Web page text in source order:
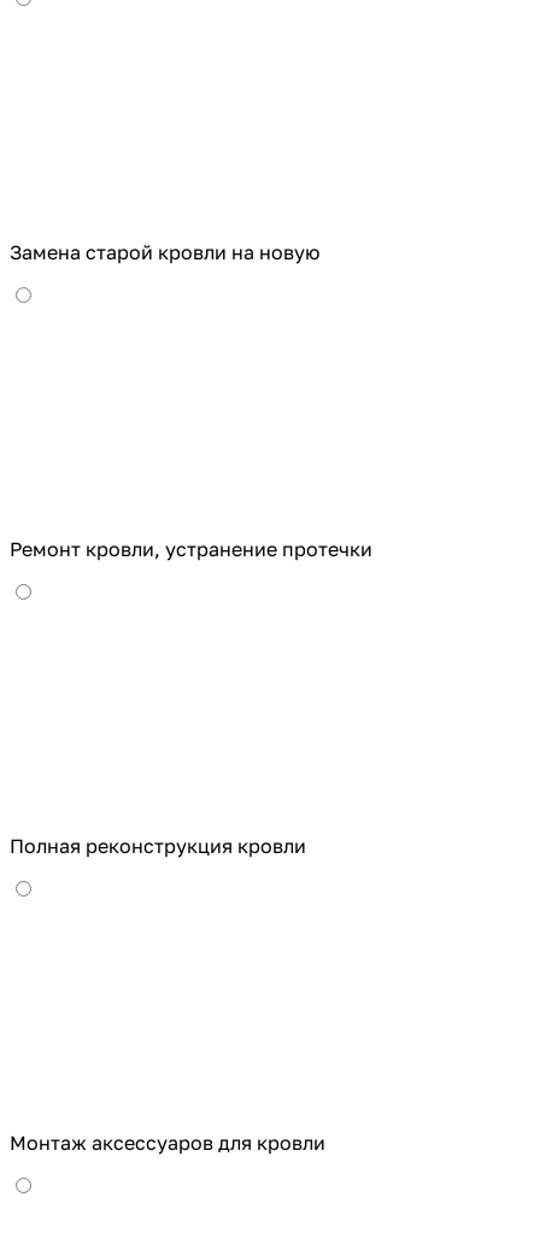
Замена старой кровли на новую
Ремонт кровли, устранение протечки
Полная реконструкция кровли
Монтаж аксессуаров для кровли